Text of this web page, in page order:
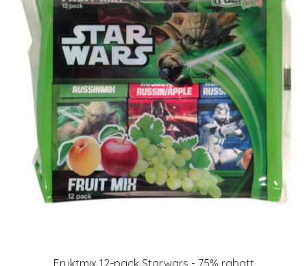
Fruktmix 12-pack Starwars - 75% rabatt